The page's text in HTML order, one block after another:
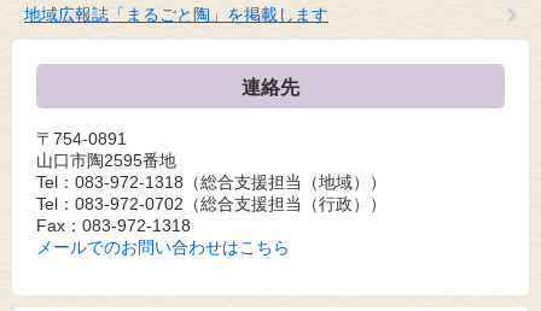
地域広報誌「まるごと陶」を掲載します
連絡先
〒754-0891
山口市陶2595番地
Tel：083-972-1318 （総合支援担当（地域））
Tel：083-972-0702 （総合支援担当（行政））
Fax：083-972-1318
メールでのお問い合わせはこちら